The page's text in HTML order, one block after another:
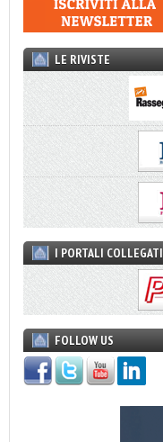
LE RIVISTE
I PORTALI COLLEGATI
FOLLOW US